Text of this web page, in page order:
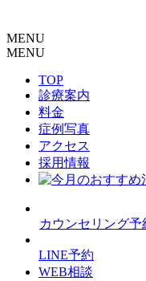
MENU
MENU
TOP
診療案内
料金
症例写真
アクセス
採用情報
カウンセリング予
LINE予約
WEB相談